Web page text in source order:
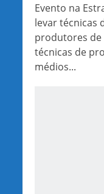
Evento na
levar técnicas
produtores de
técnicas de
médios...